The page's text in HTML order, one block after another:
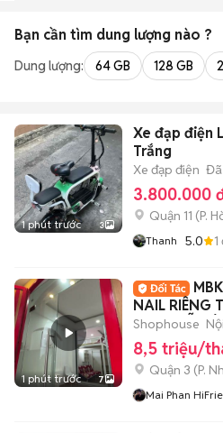
Bạn cần tìm dung lượng nào ?
Dung lượng: 64 GB 128 GB
1 phút trước 3
Xe đạp điện
Trắng
Xe đạp điện
3.800.000
Quận 11 (P.
Thanh 5.0 1
1 phút trước 7
NAIL RIÊNG
VĂN TRỖI LÊ
Shophouse
8,5 triệu/
Quận 3 (P.
Mai Phan